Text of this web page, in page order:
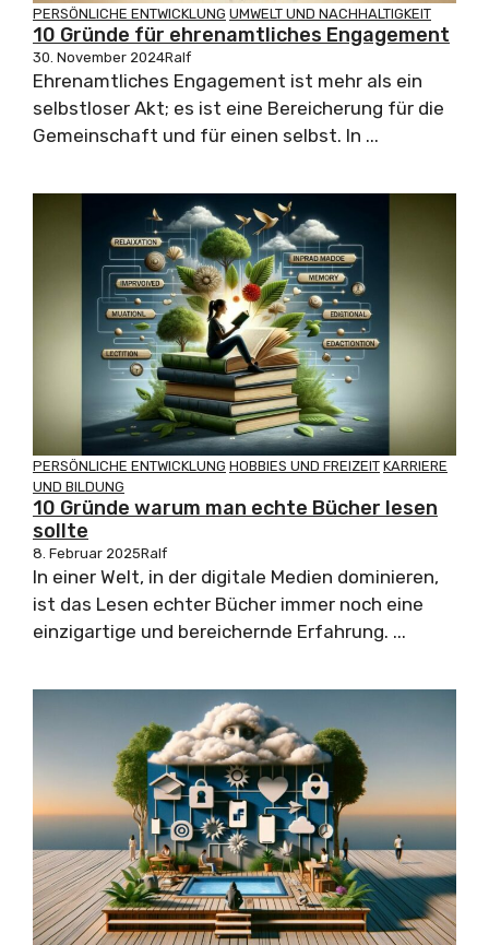
PERSÖNLICHE ENTWICKLUNG UMWELT UND NACHHALTIGKEIT
10 Gründe für ehrenamtliches Engagement
30. November 2024Ralf
Ehrenamtliches Engagement ist mehr als ein
selbstloser Akt; es ist eine Bereicherung für die
Gemeinschaft und für einen selbst. In ...
PERSÖNLICHE ENTWICKLUNG HOBBIES UND FREIZEIT KARRIERE
UND BILDUNG
10 Gründe warum man echte Bücher lesen
sollte
8. Februar 2025Ralf
In einer Welt, in der digitale Medien dominieren,
ist das Lesen echter Bücher immer noch eine
einzigartige und bereichernde Erfahrung. ...